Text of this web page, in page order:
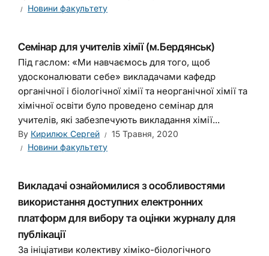
Новини факультету
Семінар для учителів хімії (м.Бердянськ)
Під гаслом: «Ми навчаємось для того, щоб
удосконалювати себе» викладачами кафедр
органічної і біологічної хімії та неорганічної хімії та
хімічної освіти було проведено семінар для
учителів, які забезпечують викладання хімії...
By Кирилюк Сергей
15 Травня, 2020
Новини факультету
Викладачі ознайомилися з особливостями
використання доступних електронних
платформ для вибору та оцінки журналу для
публікації
За ініціативи колективу хіміко-біологічного